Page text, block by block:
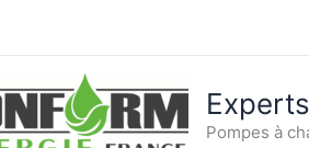
Pompes à